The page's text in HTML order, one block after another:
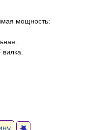
мощность: